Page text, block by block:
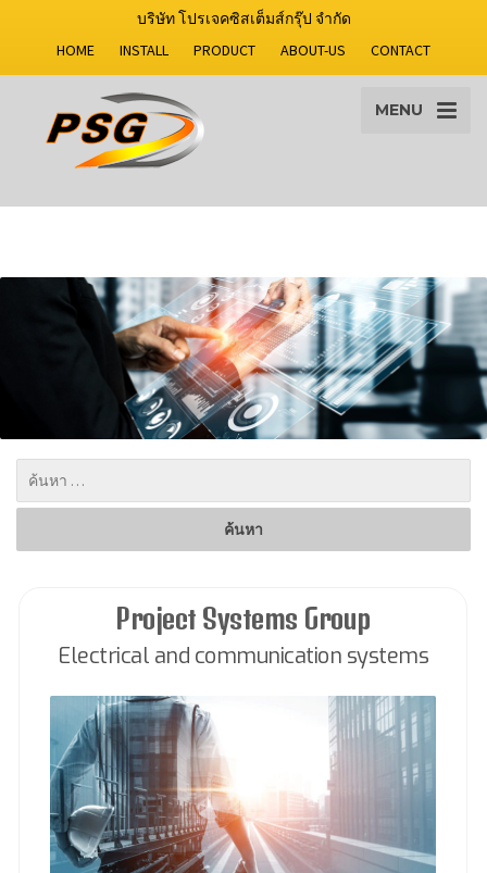
บริษัท โปรเจคซิสเต็มส์กรุ๊ป จำกัด
HOME
INSTALL PRODUCT ABOUT-US CONTACT
MENU
Project Systems Group
Electrical and communication systems